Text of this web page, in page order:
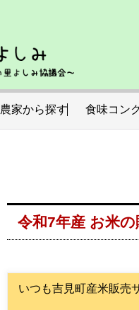
農家から探す 食味コン
令和7年産 お米
いつも吉見町産米販売